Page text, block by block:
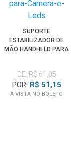
SUPORTE
ESTABILIZADOR DE
MÃO HANDHELD PARA
DE: R$ 61,05
POR: R$ 51,15
À VISTA NO BOLETO